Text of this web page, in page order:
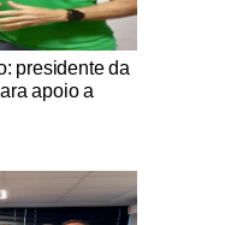
presidente da
apoio a